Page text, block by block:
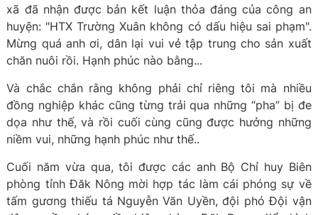
xã đã nhận được bản kết luận thỏa đáng của công an
huyện: "HTX Trường Xuân không có dấu hiệu sai phạm".
Mừng quá anh ơi, dân lại vui vẻ tập trung cho sản xuất
chăn nuôi rồi. Hạnh phúc nào bằng...
Và chắc chắn rằng không phải chỉ riêng tôi mà nhiều
đồng nghiệp khác cũng từng trải qua những “pha” bị đe
dọa như thế, và rồi cuối cùng cũng được hưởng những
niềm vui, những hạnh phúc như thế..
Cuối năm vừa qua, tôi được các anh Bộ Chỉ huy Biên
phòng tỉnh Đăk Nông mời hợp tác làm cái phóng sự về
tấm gương thiếu tá Nguyễn Văn Uyền, đội phó Đội vận